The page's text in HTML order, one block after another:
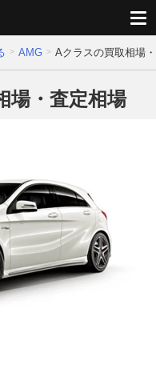
AMG Aクラスの買取相場
場・査定相場